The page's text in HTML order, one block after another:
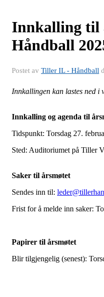
Innkalling til
Håndball
Postet av Tiller IL - Håndball
Innkallingen kan lastes ned i
Innkalling og agenda til
Tidspunkt: Torsdag 27.
Sted: Auditoriumet på Tiller
Saker til årsmøtet
Sendes inn til:
Frist for å melde inn saker:
Papirer til årsmøtet
Blir tilgjengelig (senest):